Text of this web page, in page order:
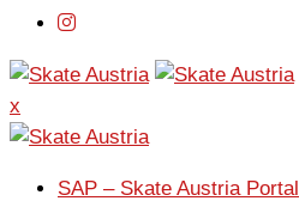
x
SAP – Skate Austria Portal